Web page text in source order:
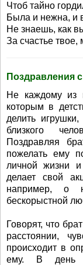
Чтоб тайно
Была и нежна, и
Не знаешь, как
За счастье твое,
Поздравления
Не каждому из
которым в
делить
близкого
Поздравляя
пожелать ему
личной жизни
делает свой
например, о
бескорыстной
Говорят, что
расстоянии,
происходит в
ему. В день